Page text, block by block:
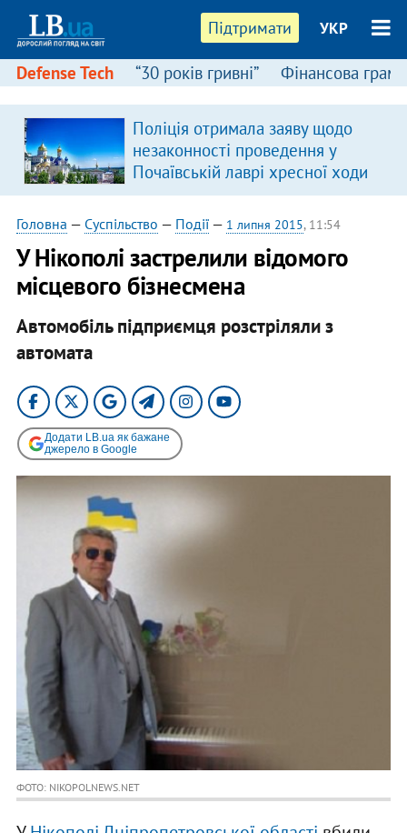
Підтримати УКР
Defense Tech “30 років гривні” Фінансова
Поліція отримала заяву щодо
незаконності проведення у
Почаївській лаврі хресної ходи
Головна — Суспільство — Події— 1 липня 2015, 11:54
У Нікополі застрелили відомого
місцевого бізнесмена
Автомобіль підприємця розстріляли з
автомата
Додати LB.ua як бажане
джерело в Google
ФОТО: NIKOPOLNEWS.NET